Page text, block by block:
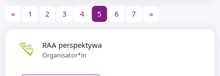
« 1 2 3 4 5 6 7 »
RAA perspektywa
Organisator*in